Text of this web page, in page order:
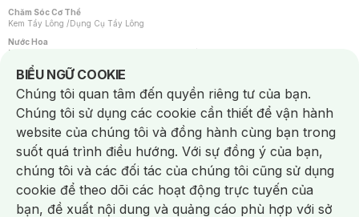
Chăm Sóc Cơ Thể
Kem Tẩy Lông /Dụng Cụ Tẩy Lông
Nước Hoa
Nước Hoa Nữ
Chăm Sóc Cá Nhân
Chống Muỗi /Khẩu Trang /Máy Massage/Mặt Nạ Xông Hơi /Nước Rửa Tay/
Sản Phẩm Chăm Sóc Khác /Bàn Chải Đánh Răng /Bàn Chải Điện/
Hỗ Trợ Trắng Răng/Kem Đánh Răng /Máy Tăm Nước/ Nước Súc Miệng/
Tăm / Chỉ Nha Khoa/ Xịt Thơm Miệng / Dung Dịch Vệ Sinh/Dưỡng Vùng Kín/
Khăn Ướt Vệ Sinh Vùng Kín/Băng Vệ Sinh/Tampon/Bọt Cạo Râu /Dao Cạo Râu/
Máy Cạo Râu
Vấn Đề Về Da
Da Dầu / Lỗ Chân Lông To/ Da Khô / Mất Nước/ Da Lão Hóa/ Da Mụn/
Da Nhạy Cảm / Kích Ứng
Da Xỉn Màu Thâm / Nám / Tàn Nhang
Quầng Thâm & Bọng Mắt /Sẹo /Viêm Da Cơ Địa
Dụng Cụ / Phụ Kiện Chăm Sóc Da
BIỂU NGỮ COOKIE
Notice about cookies usage
Chúng tôi quan tâm đến quyền riêng tư của bạn.
Chúng tôi sử dụng các cookie cần thiết để vận hành
website của chúng tôi và đồng hành cùng bạn trong
suốt quá trình điều hướng. Với sự đồng ý của bạn,
chúng tôi và các đối tác của chúng tôi cũng sử dụng
cookie để theo dõi các hoạt động trực tuyến của
bạn, đề xuất nội dung và quảng cáo phù hợp với sở